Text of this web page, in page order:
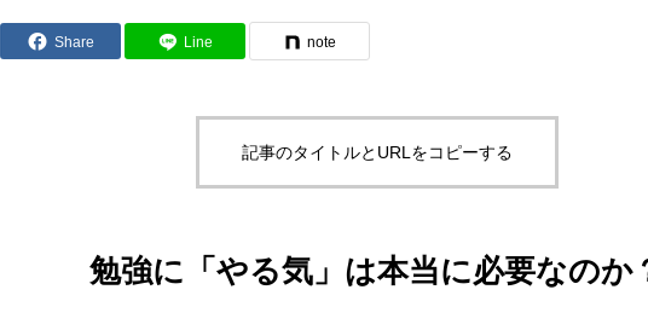
Share Line note
記事のタイトルとURLをコピーする
勉強に「やる気」は本当に必要なのか